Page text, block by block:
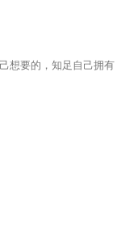
想要的，知足自己拥有